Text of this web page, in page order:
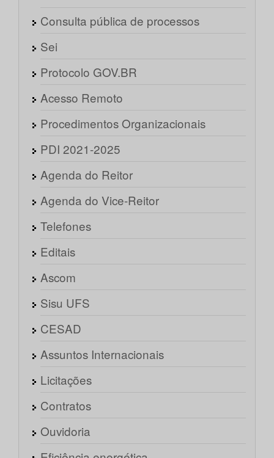
Consulta pública de processos
Sei
Protocolo GOV.BR
Acesso Remoto
Procedimentos Organizacionais
PDI 2021-2025
Agenda do Reitor
Agenda do Vice-Reitor
Telefones
Editais
Ascom
Sisu UFS
CESAD
Assuntos Internacionais
Licitações
Contratos
Ouvidoria